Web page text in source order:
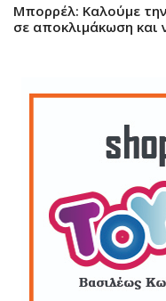
Μπορρέλ: Καλούμε
σε αποκλιμάκωση και